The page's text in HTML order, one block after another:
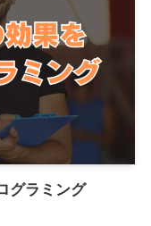
グラミング